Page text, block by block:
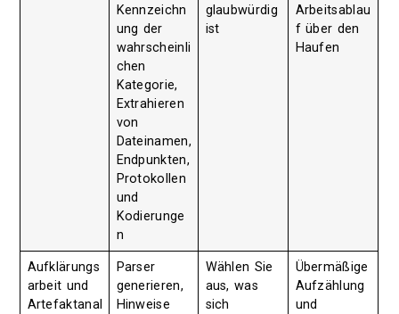
Kennzeichn
ung der
wahrscheinli
chen
Kategorie,
Extrahieren
von
Dateinamen,
Endpunkten,
Protokollen
und
Kodierunge
n
glaubwürdig
ist
Arbeitsablau
f über den
Haufen
Aufklärungs
arbeit und
Artefaktanal
Parser
generieren,
Hinweise
Wählen Sie
aus, was
sich
Übermäßige
Aufzählung
und